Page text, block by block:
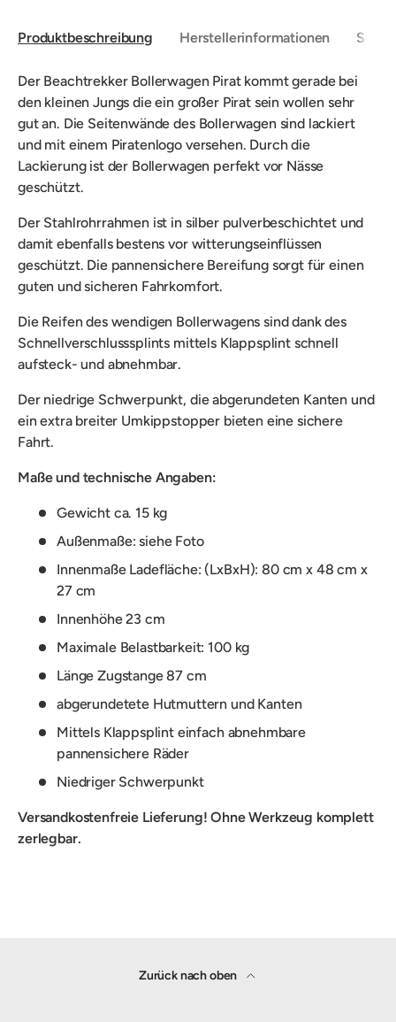
Produktbeschreibung Herstellerinformationen
Der Beachtrekker Bollerwagen Pirat kommt gerade bei
den kleinen Jungs die ein großer Pirat sein wollen sehr
gut an. Die Seitenwände des Bollerwagen sind lackiert
und mit einem Piratenlogo versehen. Durch die
Lackierung ist der Bollerwagen perfekt vor Nässe
geschützt.
Der Stahlrohrrahmen ist in silber pulverbeschichtet und
damit ebenfalls bestens vor witterungseinflüssen
geschützt. Die pannensichere Bereifung sorgt für einen
guten und sicheren Fahrkomfort.
Die Reifen des wendigen Bollerwagens sind dank des
Schnellverschlusssplints mittels Klappsplint schnell
aufsteck- und abnehmbar.
Der niedrige Schwerpunkt, die abgerundeten Kanten und
ein extra breiter Umkippstopper bieten eine sichere
Fahrt.
Maße und technische Angaben:
Gewicht ca. 15 kg
Außenmaße: siehe Foto
Innenmaße Ladefläche: (LxBxH): 80 cm x 48 cm x
27 cm
Innenhöhe 23 cm
Maximale Belastbarkeit: 100 kg
Länge Zugstange 87 cm
abgerundetete Hutmuttern und Kanten
Mittels Klappsplint einfach abnehmbare
pannensichere Räder
Niedriger Schwerpunkt
Versandkostenfreie Lieferung! Ohne Werkzeug komplett
zerlegbar.
Zurück nach oben